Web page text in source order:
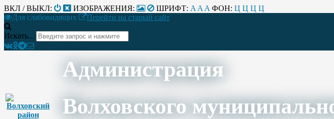
ВКЛ / ВЫКЛ: ИЗОБРАЖЕНИЯ: ШРИФТ: A A A ФОН: Ц Ц Ц Ц
Для слабовидящих
Перейти на старый сайт
Искать...
Администрация
Волховского